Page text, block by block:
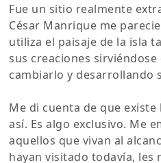
Fue un sitio realmente
César Manrique me
utiliza el paisaje de la isla
sus creaciones sirviéndose
cambiarlo y desarrollando
Me di cuenta de que
así. Es algo exclusivo. Me
aquellos que vivan al
hayan visitado todavía, les